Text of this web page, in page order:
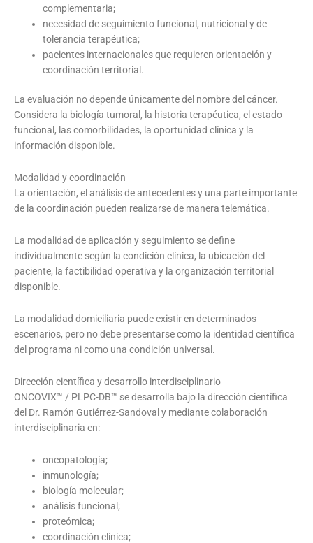
complementaria;
necesidad de seguimiento funcional, nutricional y de
tolerancia terapéutica;
pacientes internacionales que requieren orientación y
coordinación territorial.
La evaluación no depende únicamente del nombre del cáncer.
Considera la biología tumoral, la historia terapéutica, el estado
funcional, las comorbilidades, la oportunidad clínica y la
información disponible.
Modalidad y coordinación
La orientación, el análisis de antecedentes y una parte importante
de la coordinación pueden realizarse de manera telemática.
La modalidad de aplicación y seguimiento se define
individualmente según la condición clínica, la ubicación del
paciente, la factibilidad operativa y la organización territorial
disponible.
La modalidad domiciliaria puede existir en determinados
escenarios, pero no debe presentarse como la identidad científica
del programa ni como una condición universal.
Dirección científica y desarrollo interdisciplinario
ONCOVIX™ / PLPC-DB™ se desarrolla bajo la dirección científica
del Dr. Ramón Gutiérrez-Sandoval y mediante colaboración
interdisciplinaria en:
oncopatología;
inmunología;
biología molecular;
análisis funcional;
proteómica;
coordinación clínica;